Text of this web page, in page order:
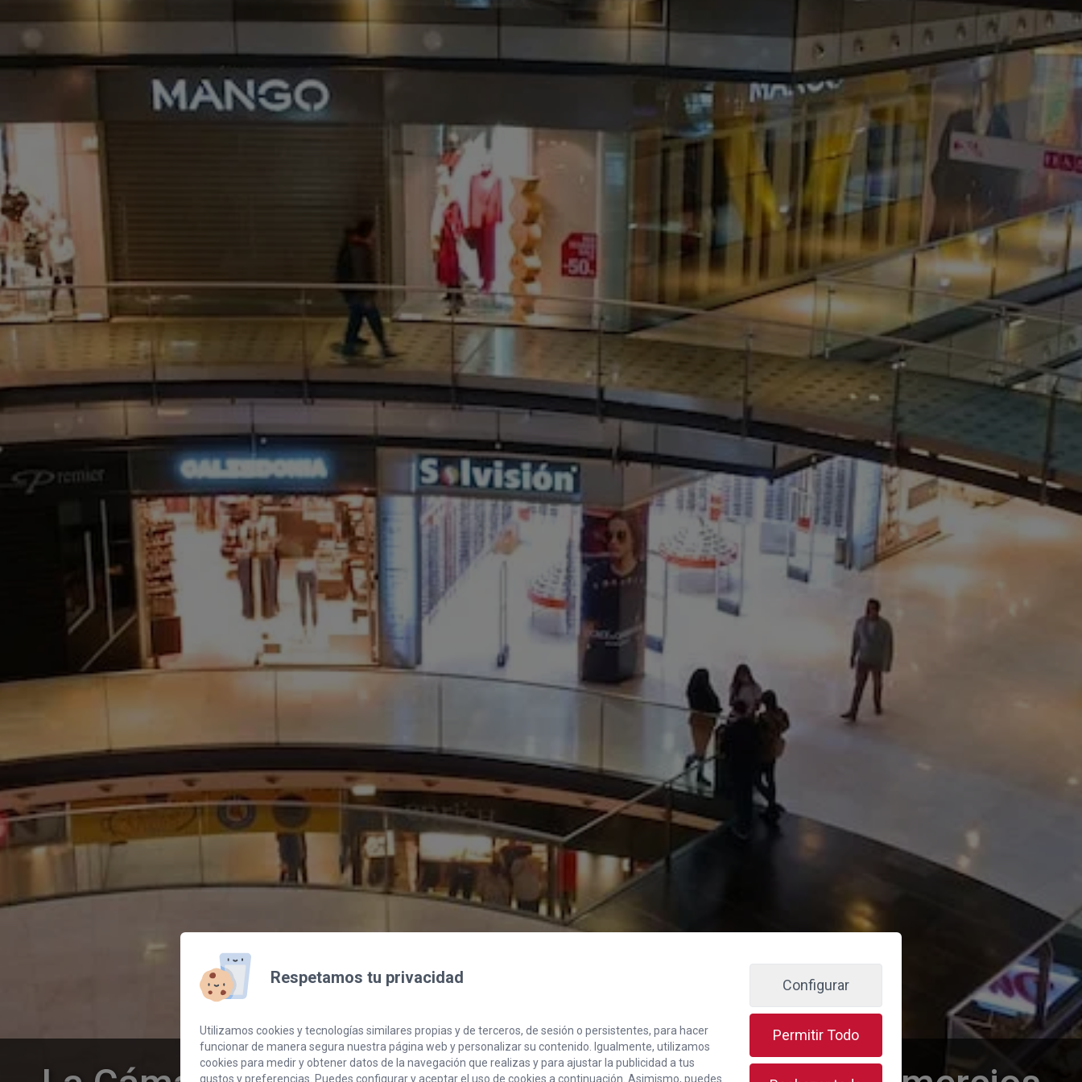
Proyecto COMPASS
Programa de Emprendimiento en
Marketing de Contenidos Digitales y
Branding (PRECE CANARIAS)
Hábitat Startup
Centro de Negocios
Formación 'in Company'
Respetamos tu privacidad
Utilizamos cookies y tecnologías similares propias y de terceros, de sesión o persistentes, para hacer
funcionar de manera segura nuestra página web y personalizar su contenido. Igualmente, utilizamos
cookies para medir y obtener datos de la navegación que realizas y para ajustar la publicidad a tus
gustos y preferencias. Puedes configurar y aceptar el uso de cookies a continuación. Asimismo, puedes
Configurar
Permitir Todo